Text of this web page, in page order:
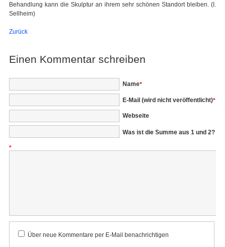
Behandlung kann die Skulptur an ihrem sehr schönen Standort bleiben. (I.
Sellheim)
Zurück
Einen Kommentar schreiben
Pflichtfeld
Name*
Pflichtfeld
E-Mail (wird nicht veröffentlicht)*
Webseite
Was ist die Summe aus 1 und 2?
*
Kommentar
Über neue Kommentare per E-Mail benachrichtigen